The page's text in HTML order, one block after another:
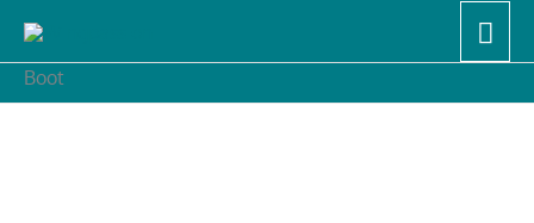
springen
Start
Wingfoil Podcast – Folge 35: Indoor Worldcup auf der
Boot